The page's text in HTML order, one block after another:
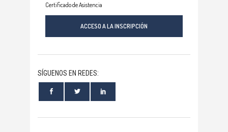
Certificado de Asistencia
ACCESO A LA INSCRIPCIÓN
SÍGUENOS EN REDES: